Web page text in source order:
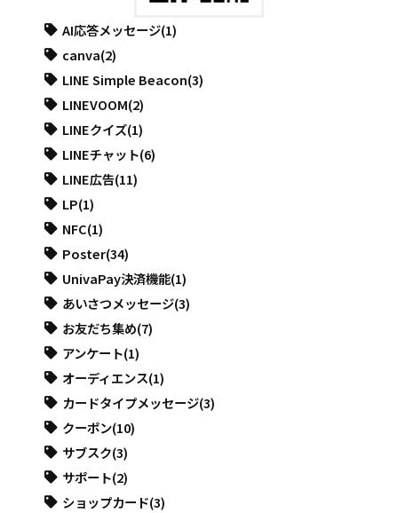
AI応答メッセージ(1)
canva(2)
LINE Simple Beacon(3)
LINEVOOM(2)
LINEクイズ(1)
LINEチャット(6)
LINE広告(11)
LP(1)
NFC(1)
Poster(34)
UnivaPay決済機能(1)
あいさつメッセージ(3)
お友だち集め(7)
アンケート(1)
オーディエンス(1)
カードタイプメッセージ(3)
クーポン(10)
サブスク(3)
サポート(2)
ショップカード(3)